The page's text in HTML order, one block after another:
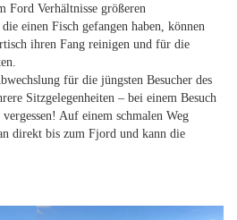
Ford Verhältnisse größeren
einen Fisch gefangen haben, können
ihren Fang reinigen und für die
für die jüngsten Besucher des
Sitzgelegenheiten – bei einem Besuch
Auf einem schmalen Weg
direkt bis zum Fjord und kann die